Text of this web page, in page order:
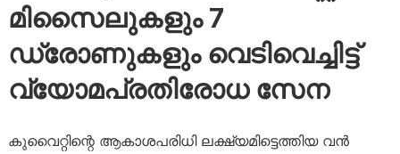
മിസൈലുകളും 7
ഡ്രോണുകളും വെടിവെച്ചിട്ട്
വ്യോമപ്രതിരോധ സേന
കുവൈറ്റിന്റെ ആകാശപരിധി ലക്ഷ്യമിട്ടെത്തിയ വൻ